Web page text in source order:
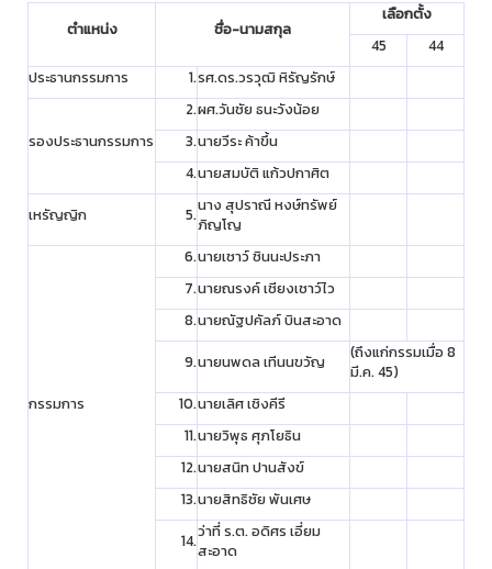
ตำแหน่ง ชื่อ-นามสกุล
เลือกตั้ง
45
44
ประธานกรรมการ
1.รศ.ดร.วรวุฒิ หิรัญรักษ์
รองประธานกรรมการ
2.ผศ.วันชัย ธนะวังน้อย
3.นายวีระ ค้าขึ้น
4.นายสมบัติ แก้วปกาศิต
เหรัญญิก
5.นาง สุปราณี หงษ์ทรัพย์
ภิญโญ
กรรมการ
6.นายเชาว์ ชินนะประภา
7.นายณรงค์ เชียงเชาว์ไว
8.นายณัฐปคัลภ์ บินสะอาด
9.นายนพดล เทีนนขวัญ
(ถึงแก่กรรมเมื่อ 8
มี.ค. 45)
10.นายเลิศ เชิงคีรี
11.นายวิพุธ ศุภโยธิน
12.นายสนิท ปานสังข์
13.นายสิทธิชัย พันเศษ
14.ว่าที่ ร.ต. อดิศร เอี่ยม
สะอาด